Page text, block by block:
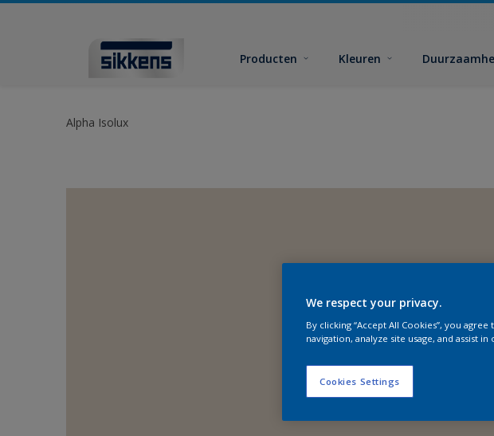
Producten Kleuren
Alpha Isolux
We respect your privacy.
By clicking “Accept All Cookies”, you
navigation, analyze site usage, and assist
Cookies Settings